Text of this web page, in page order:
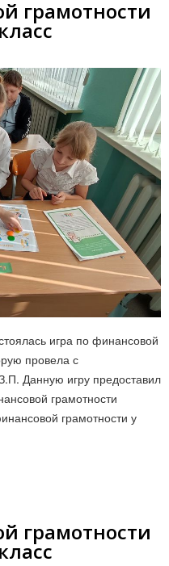
грамотности
игра по финансовой
провела с
Данную игру предоставил
грамотности
грамотности у
грамотности